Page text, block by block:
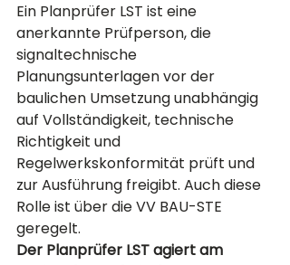
Ein Planprüfer LST ist eine
anerkannte Prüfperson, die
signaltechnische
Planungsunterlagen vor der
baulichen Umsetzung unabhängig
auf Vollständigkeit, technische
Richtigkeit und
Regelwerkskonformität prüft und
zur Ausführung freigibt. Auch diese
Rolle ist über die VV BAU-STE
geregelt.
Der Planprüfer LST agiert am